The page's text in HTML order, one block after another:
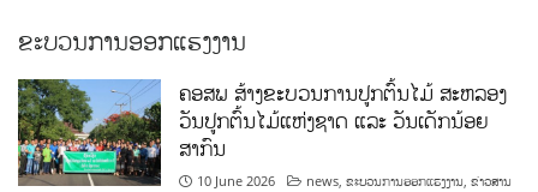
ຂະບວນການອອກແຮງງານ
ຄອສພ ສ້າງຂະບວນການປູກຕົ້ນໄມ້ ສະຫລອງ
ວັນປູກຕົ້ນໄມ້ແຫ່ງຊາດ ແລະ ວັນເດັກນ້ອຍ
ສາກົນ
10 June 2026 news,ຂະບວນການອອກແຮງງານ,ຂ່າວສານ